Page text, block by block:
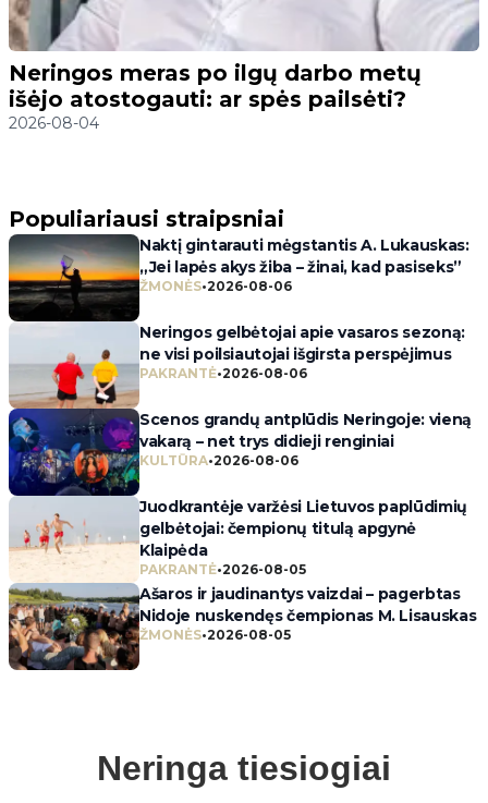
Neringos meras po ilgų darbo metų
išėjo atostogauti: ar spės pailsėti?
2026-08-04
Populiariausi straipsniai
Naktį gintarauti mėgstantis A. Lukauskas:
„Jei lapės akys žiba – žinai, kad pasiseks”
ŽMONĖS•2026-08-06
Neringos gelbėtojai apie vasaros sezoną:
ne visi poilsiautojai išgirsta perspėjimus
PAKRANTĖ•2026-08-06
Scenos grandų antplūdis Neringoje: vieną
vakarą – net trys didieji renginiai
KULTŪRA•2026-08-06
Juodkrantėje varžėsi Lietuvos paplūdimių
gelbėtojai: čempionų titulą apgynė
Klaipėda
PAKRANTĖ•2026-08-05
Ašaros ir jaudinantys vaizdai – pagerbtas
Nidoje nuskendęs čempionas M. Lisauskas
ŽMONĖS•2026-08-05
Neringa tiesiogiai